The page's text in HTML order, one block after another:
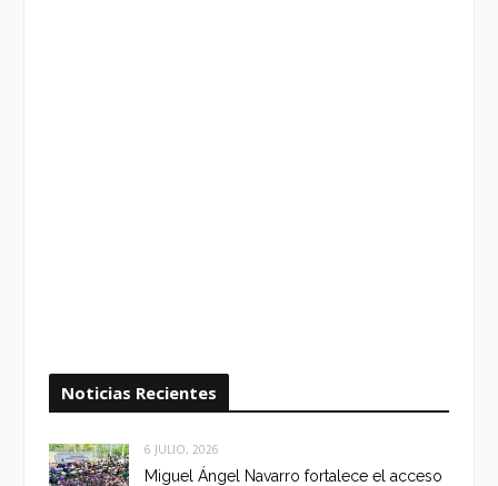
Noticias Recientes
6 JULIO, 2026
Miguel Ángel Navarro fortalece el acceso